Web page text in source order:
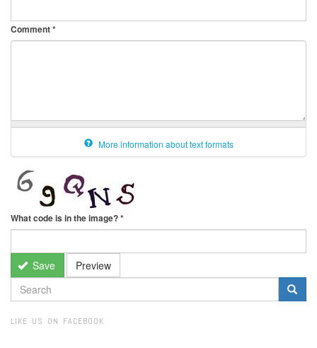
Comment*
More information about text formats
What code is in the image?*
Save Preview
SEARCH
FORM
LIKE US ON FACEBOOK